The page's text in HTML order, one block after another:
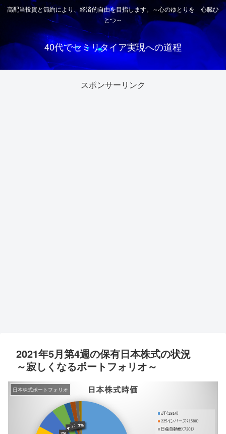
高配当投資と節約により、経済的自由を目指します。～心のゆとりを 心臓ひ
とつ～
40代でセミリタイア実現への道程
スポンサーリンク
2021年5月第4週の保有日本株式の状況
～寂しくなるポートフォリオ～
日本株式ポートフォリオ